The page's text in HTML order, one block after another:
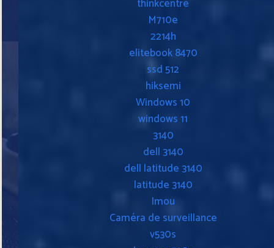
thinkcentre
M710e
2214h
elitebook 8470
ssd 512
hiksemi
Windows 10
windows 11
3140
dell 3140
dell latitude 3140
latitude 3140
Imou
Caméra de surveillance
v530s